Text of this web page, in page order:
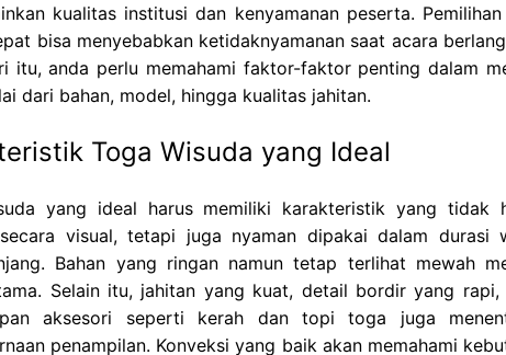
kualitas institusi dan kenyamanan peserta.
bisa menyebabkan ketidaknyamanan saat acara
itu, anda perlu memahami faktor-faktor penting dalam
dari bahan, model, hingga kualitas jahitan.
Toga Wisuda yang Ideal
yang ideal harus memiliki karakteristik yang tidak
visual, tetapi juga nyaman dipakai dalam durasi
Bahan yang ringan namun tetap terlihat mewah
Selain itu, jahitan yang kuat, detail bordir yang rapi,
aksesori seperti kerah dan topi toga juga
penampilan. Konveksi yang baik akan memahami